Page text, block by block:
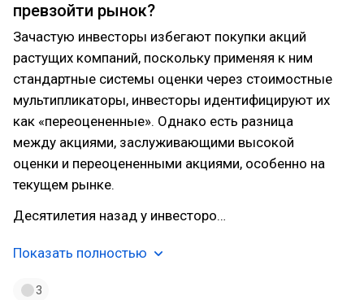
превзойти рынок?
Зачастую инвесторы избегают покупки акций
растущих компаний, поскольку применяя к ним
стандартные системы оценки через стоимостные
мультипликаторы, инвесторы идентифицируют их
как «переоцененные». Однако есть разница
между акциями, заслуживающими высокой
оценки и переоцененными акциями, особенно на
текущем рынке.
Десятилетия назад у инвесторо…
Показать полностью
3